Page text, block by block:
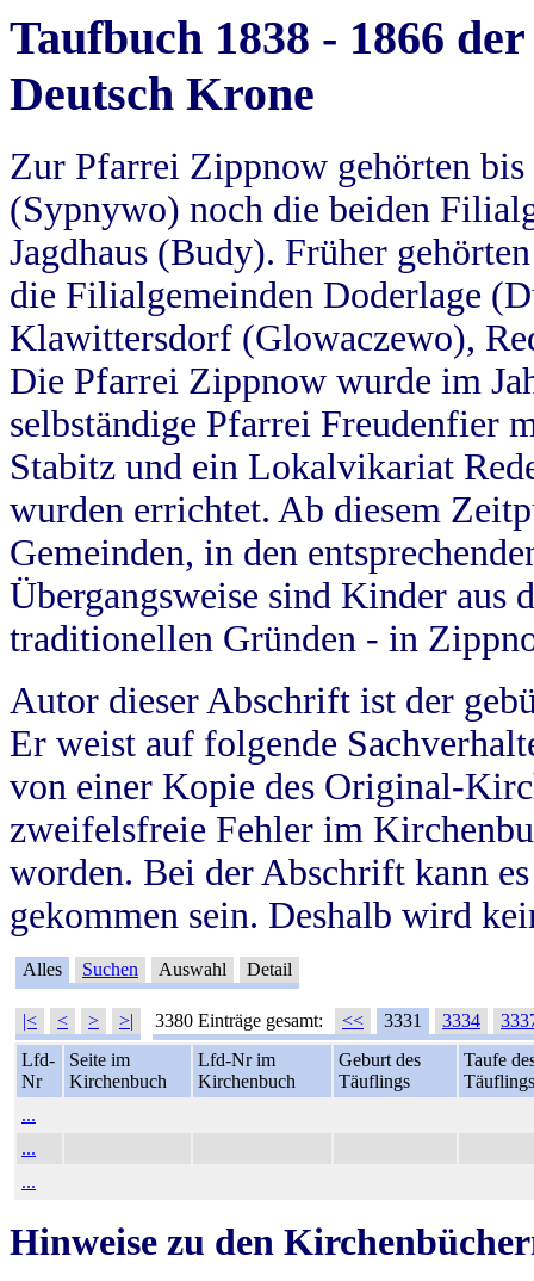
Taufbuch 1838 - 1866
Deutsch Krone
Zur Pfarrei Zippnow gehörten
(Sypnywo) noch die beiden
Jagdhaus (Budy). Früher
die Filialgemeinden Doderlage
Klawittersdorf (Glowaczewo),
Die Pfarrei Zippnow wurde im
selbständige Pfarrei Freudenfier
Stabitz und ein Lokalvikariat
wurden errichtet. Ab diesem
Gemeinden, in den
Übergangsweise sind Kinder aus
traditionellen Gründen - in
Autor dieser Abschrift ist der
Er weist auf folgende
von einer Kopie des Original-
zweifelsfreie Fehler im
worden. Bei der Abschrift kann
gekommen sein. Deshalb wird
Alles Suchen Auswahl Detail
|< < > >| 3380 Einträge gesamt: << 3331 3334
Lfd-
Nr
Seite im
Kirchenbuch
Lfd-Nr im
Kirchenbuch
Geburt des
Täuflings
Taufe
Täuflings
...
...
...
Hinweise zu den